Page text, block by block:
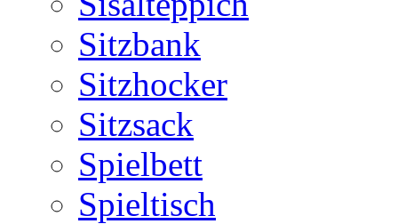
Sitzbank
Sitzhocker
Sitzsack
Spielbett
Spieltisch